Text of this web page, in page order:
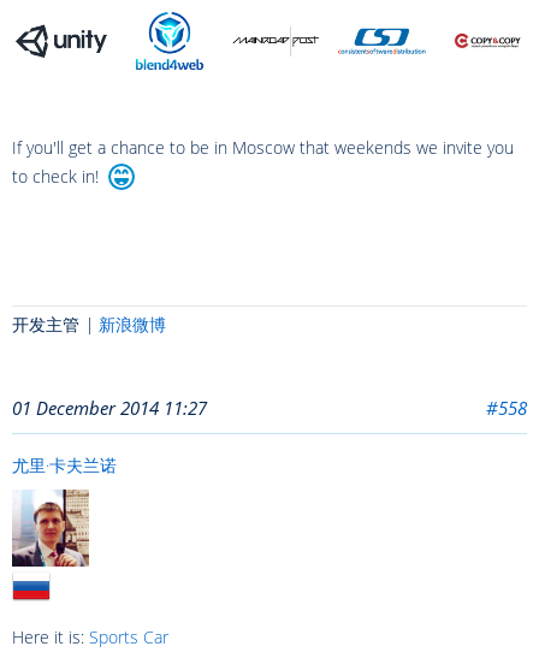
If you'll get a chance to be in Moscow that weekends we invite you
to check in!
开发主管 | 新浪微博
01 December 2014 11:27 #558
尤里·卡夫兰诺
Here it is: Sports Car